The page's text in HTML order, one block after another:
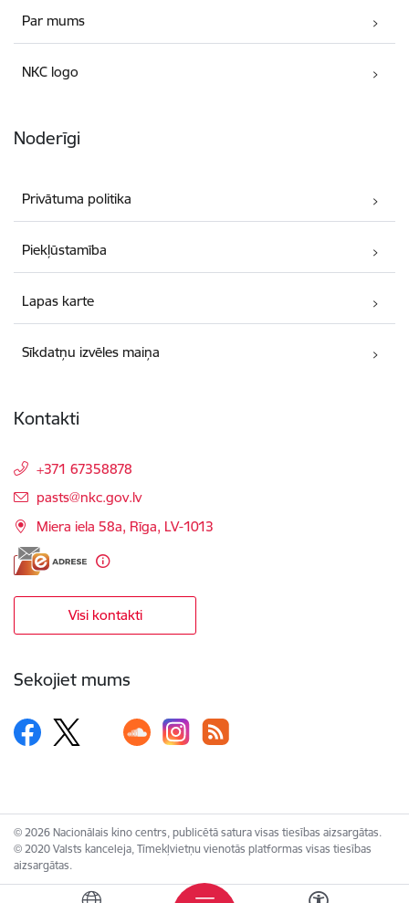
Par mums
NKC logo
Noderīgi
Privātuma politika
Piekļūstamība
Lapas karte
Sīkdatņu izvēles maiņa
Kontakti
+371 67358878
E-pasts:
pasts@nkc.gov.lv
Miera iela 58a, Rīga, LV-1013
Visi kontakti
Sekojiet mums
© 2026 Nacionālais kino centrs, publicētā satura visas tiesības aizsargātas.
© 2020 Valsts kanceleja, Tīmekļvietņu vienotās platformas visas tiesības
aizsargātas.